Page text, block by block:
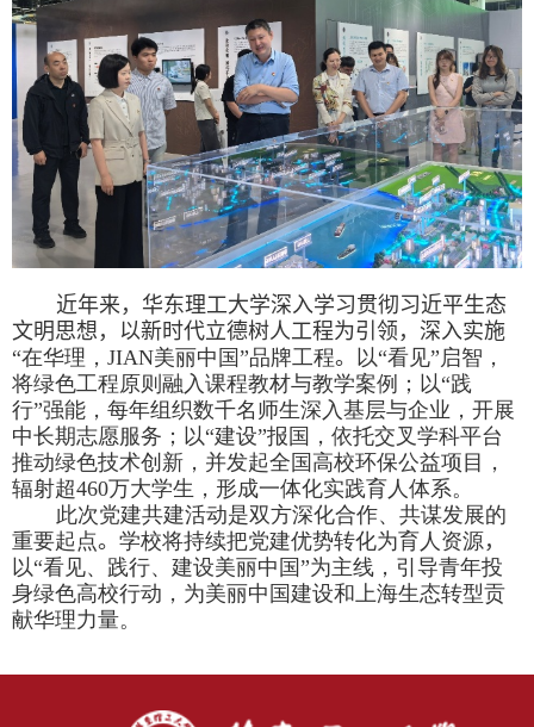
近年来，华东理工大学深入学习贯彻习近平生态
文明思想，以新时代立德树人工程为引领，深入实施
“在华理， JIAN美丽中国”品牌工程。
以“看见”启智，
将绿色工程原则融入课程教材与教学案例；以“践
行”强能，每年组织数千名师生深入基层与企业，开展
中长期志愿服务；以“建设”报国，依托交叉学科平台
推动绿色技术创新，并发起全国高校环保公益项目，
辐射超460万大学生，形成一体化实践育人体系。
此次党建共建活动是双方深化合作、共谋发展的
重要起点。 学校将持续把党建优势转化为育人资源，
以“看见、践行、建设美丽中国”为主线，引导青年投
身绿色高校行动，为美丽中国建设和上海生态转型贡
献华理力量。